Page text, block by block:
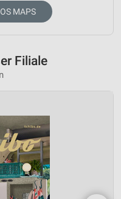
MAPS
Filiale